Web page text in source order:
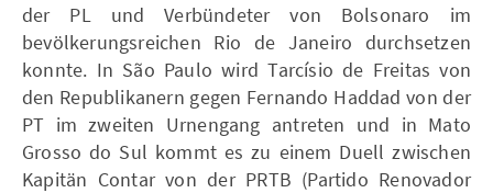
der PL und Verbündeter von Bolsonaro im
bevölkerungsreichen Rio de Janeiro durchsetzen
konnte. In São Paulo wird Tarcísio de Freitas von
den Republikanern gegen Fernando Haddad von der
PT im zweiten Urnengang antreten und in Mato
Grosso do Sul kommt es zu einem Duell zwischen
Kapitän Contar von der PRTB (Partido Renovador